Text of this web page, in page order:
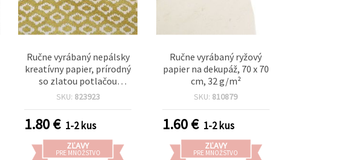
Ručne vyrábaný nepálsky
kreatívny papier, prírodný
so zlatou potlačou
púpavy, 60 g, 50x76 cm – 1
SKU: 823923
1.80€ 1-2 kus
ZĽAVY
PRE MNOŽSTVO
Ručne vyrábaný ryžový
papier na dekupáž, 70 x 70
cm, 32 g/m²
SKU: 810879
1.60€ 1-2 kus
ZĽAVY
PRE MNOŽSTVO